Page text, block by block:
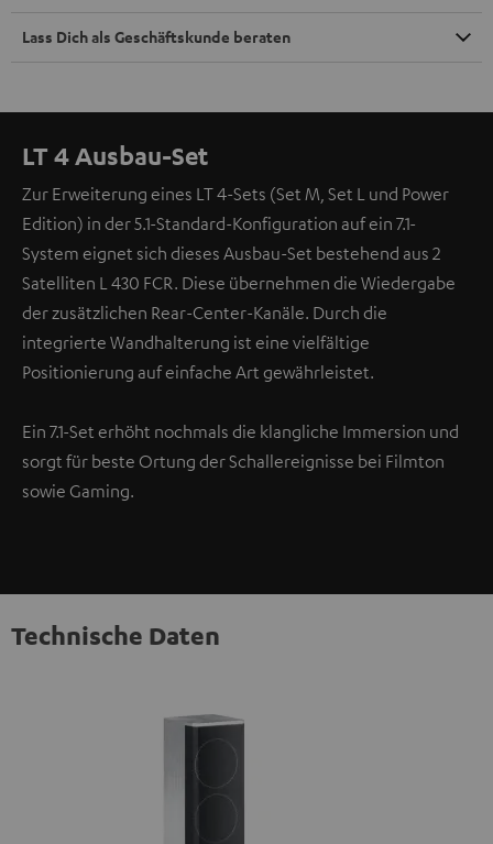
Lass Dich als Geschäftskunde beraten
LT 4 Ausbau-Set
Zur Erweiterung eines LT 4-Sets (Set M, Set L und Power
Edition) in der 5.1-Standard-Konfiguration auf ein 7.1-
System eignet sich dieses Ausbau-Set bestehend aus 2
Satelliten L 430 FCR. Diese übernehmen die Wiedergabe
der zusätzlichen Rear-Center-Kanäle. Durch die
integrierte Wandhalterung ist eine vielfältige
Positionierung auf einfache Art gewährleistet.
Ein 7.1-Set erhöht nochmals die klangliche Immersion und
sorgt für beste Ortung der Schallereignisse bei Filmton
sowie Gaming.
Technische Daten